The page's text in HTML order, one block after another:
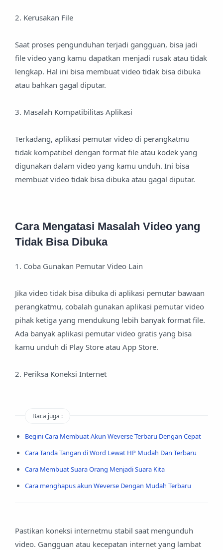
2. Kerusakan File
Saat proses pengunduhan terjadi gangguan, bisa jadi
file video yang kamu dapatkan menjadi rusak atau tidak
lengkap. Hal ini bisa membuat video tidak bisa dibuka
atau bahkan gagal diputar.
3. Masalah Kompatibilitas Aplikasi
Terkadang, aplikasi pemutar video di perangkatmu
tidak kompatibel dengan format file atau kodek yang
digunakan dalam video yang kamu unduh. Ini bisa
membuat video tidak bisa dibuka atau gagal diputar.
Cara Mengatasi Masalah Video yang
Tidak Bisa Dibuka
1. Coba Gunakan Pemutar Video Lain
Jika video tidak bisa dibuka di aplikasi pemutar bawaan
perangkatmu, cobalah gunakan aplikasi pemutar video
pihak ketiga yang mendukung lebih banyak format file.
Ada banyak aplikasi pemutar video gratis yang bisa
kamu unduh di Play Store atau App Store.
2. Periksa Koneksi Internet
Baca juga :
Begini Cara Membuat Akun Weverse Terbaru Dengan Cepat
Cara Tanda Tangan di Word Lewat HP Mudah Dan Terbaru
Cara Membuat Suara Orang Menjadi Suara Kita
Cara menghapus akun Weverse Dengan Mudah Terbaru
Pastikan koneksi internetmu stabil saat mengunduh
video. Gangguan atau kecepatan internet yang lambat